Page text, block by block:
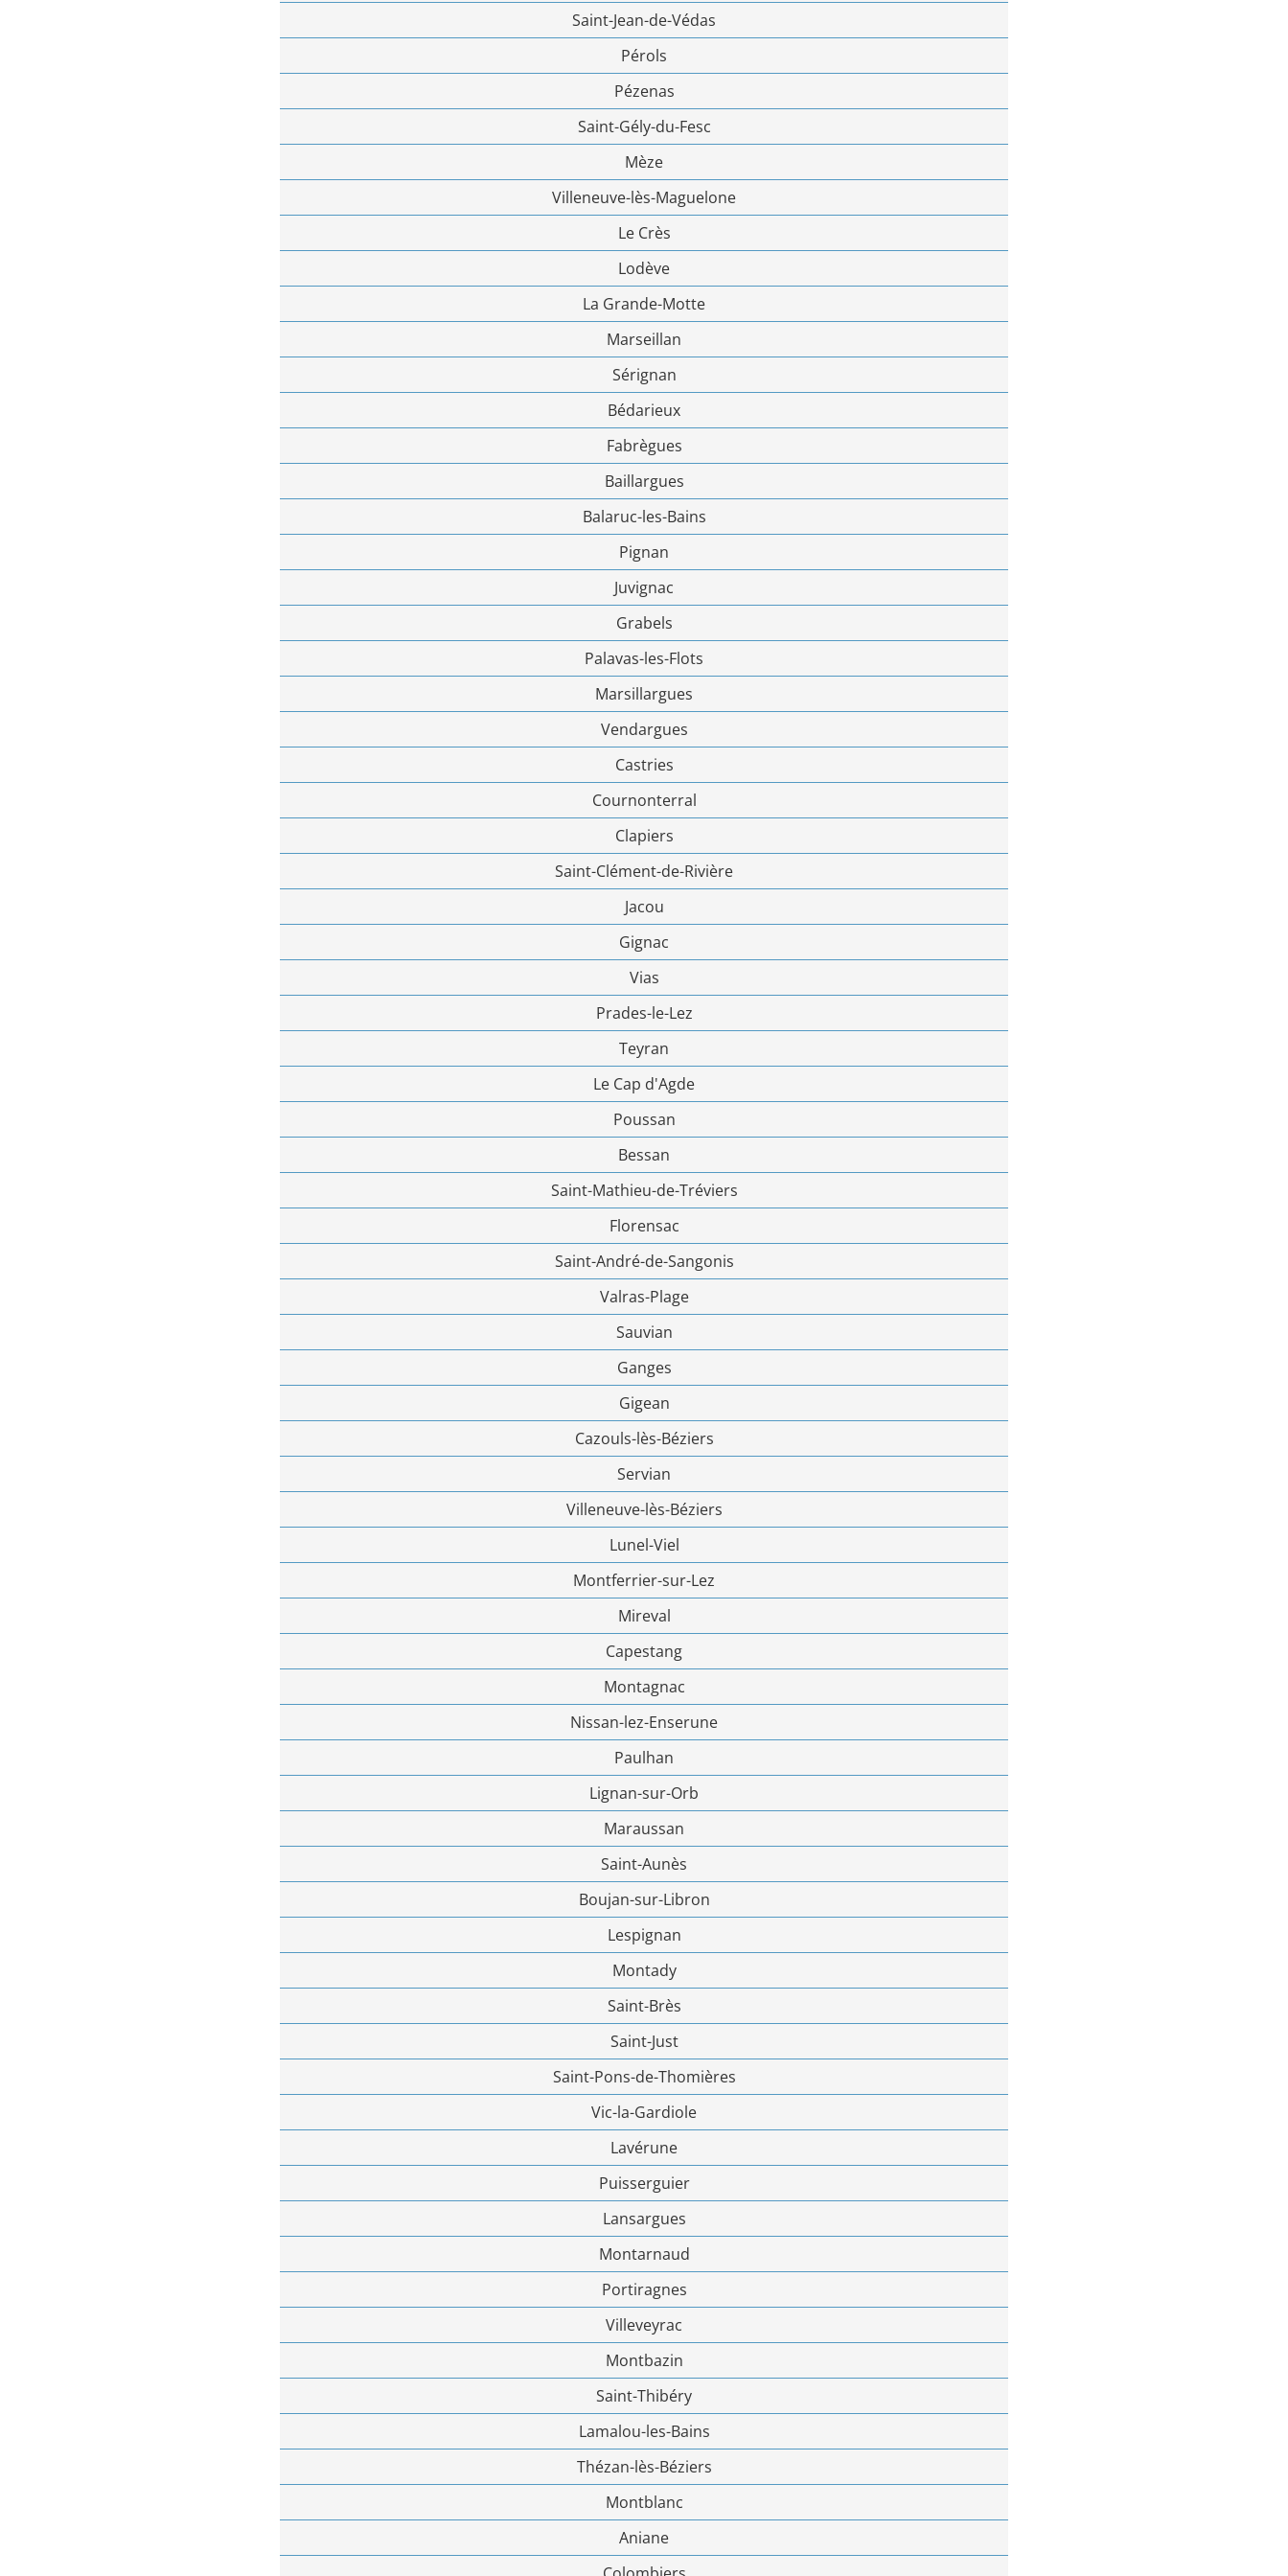
Saint-Jean-de-Védas
Pérols
Pézenas
Saint-Gély-du-Fesc
Mèze
Villeneuve-lès-Maguelone
Le Crès
Lodève
La Grande-Motte
Marseillan
Sérignan
Bédarieux
Fabrègues
Baillargues
Balaruc-les-Bains
Pignan
Juvignac
Grabels
Palavas-les-Flots
Marsillargues
Vendargues
Castries
Cournonterral
Clapiers
Saint-Clément-de-Rivière
Jacou
Gignac
Vias
Prades-le-Lez
Teyran
Le Cap d'Agde
Poussan
Bessan
Saint-Mathieu-de-Tréviers
Florensac
Saint-André-de-Sangonis
Valras-Plage
Sauvian
Ganges
Gigean
Cazouls-lès-Béziers
Servian
Villeneuve-lès-Béziers
Lunel-Viel
Montferrier-sur-Lez
Mireval
Capestang
Montagnac
Nissan-lez-Enserune
Paulhan
Lignan-sur-Orb
Maraussan
Saint-Aunès
Boujan-sur-Libron
Lespignan
Montady
Saint-Brès
Saint-Just
Saint-Pons-de-Thomières
Vic-la-Gardiole
Lavérune
Puisserguier
Lansargues
Montarnaud
Portiragnes
Villeveyrac
Montbazin
Saint-Thibéry
Lamalou-les-Bains
Thézan-lès-Béziers
Montblanc
Aniane